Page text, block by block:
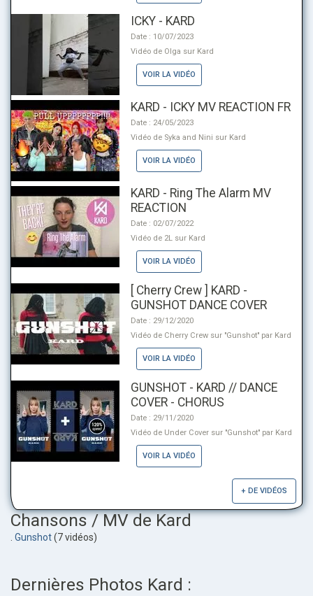
ICKY - KARD
Date : 10/07/2023
Vidéo de Olga sur Kard
VOIR LA VIDÉO
KARD - ICKY MV REACTION FR
Date : 24/05/2023
Vidéo de Syka and Nini sur Kard
VOIR LA VIDÉO
KARD - Ring The Alarm MV
REACTION
Date : 02/07/2022
Vidéo de 2L sur Kard
VOIR LA VIDÉO
[ Cherry Crew ] KARD -
GUNSHOT DANCE COVER
Date : 29/12/2020
Vidéo de Cherry Crew sur "Gunshot" par Kard
VOIR LA VIDÉO
GUNSHOT - KARD // DANCE
COVER - CHORUS
Date : 29/11/2020
Vidéo de Under Cover sur "Gunshot" par Kard
VOIR LA VIDÉO
+ DE VIDÉOS
Chansons / MV de Kard
Gunshot(7 vidéos)
Dernières Photos Kard :